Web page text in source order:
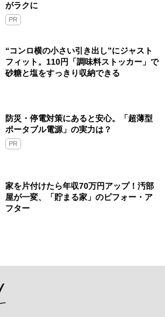
がラクに
PR
“コンロ横の小さい引き出し”にジャスト
フィット。110円「調味料ストッカー」で
砂糖と塩をすっきり収納できる
防災・停電対策にあると安心。「超薄型
ポータブル電源」の実力は？​
PR
家を片付けたら年収70万円アップ！汚部
屋が一変、「貯まる家」のビフォー・ア
フター